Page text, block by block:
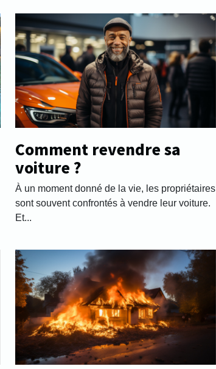
Comment revendre sa
voiture ?
À un moment donné de la vie, les propriétaires
sont souvent confrontés à vendre leur voiture.
Et...